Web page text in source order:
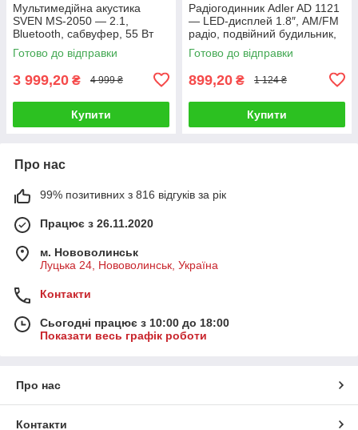
Мультимедійна акустика
SVEN MS-2050 — 2.1,
Bluetooth, сабвуфер, 55 Вт
Готово до відправки
3 999,20 ₴ 4 999 ₴
Купити
Радіогодинник Adler AD 1121
— LED-дисплей 1.8″, AM/FM
радіо, подвійний будильник,
Snooze
Готово до відправки
899,20 ₴ 1 124 ₴
Купити
Про нас
99% позитивних з 816 відгуків за рік
Працює з 26.11.2020
м. Нововолинськ
Луцька 24, Нововолинськ, Україна
Контакти
Сьогодні працює з 10:00 до 18:00
Показати весь графік роботи
Про нас
Контакти